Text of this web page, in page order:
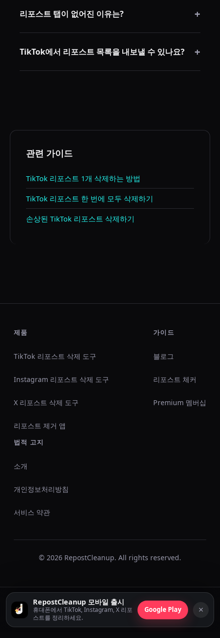
시하고 있다면 프로필에서 열 수 있습니다.
리포스트 탭이 없어진 이유는? +
로그아웃/재로그인, 캐시 삭제, 데스크톱 확인으로 해결
TikTok에서 리포스트 목록을 내보낼 수 있나요? +
관련 가이드
TikTok 리포스트 1개 삭제하는 방법
TikTok 리포스트 한 번에 모두 삭제하기
손상된 TikTok 리포스트 삭제하기
제품
TikTok 리포스트 삭제 도구
Instagram 리포스트 삭제 도구
X 리포스트 삭제 도구
리포스트 제거 앱
가이드
블로그
리포스트 체커
Premium 멤버십
법적 고지
소개
개인정보처리방침
서비스 약관
© 2026 RepostCleanup. All rights reserved.
RepostCleanup 모바일 출시
휴대폰에서 TikTok, Instagram, X 리포
스트를 정리하세요.
Google Play ×